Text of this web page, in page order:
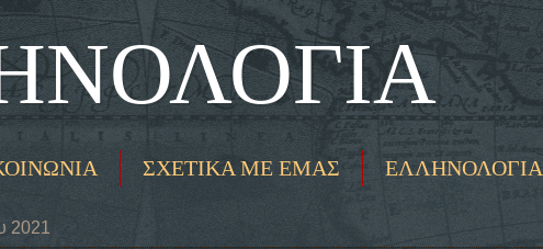
ΣΧΕΤΙΚΑ ΜΕ ΕΜΑΣ ΕΛΛΗΝΟΛΟΓΙΑ
2021